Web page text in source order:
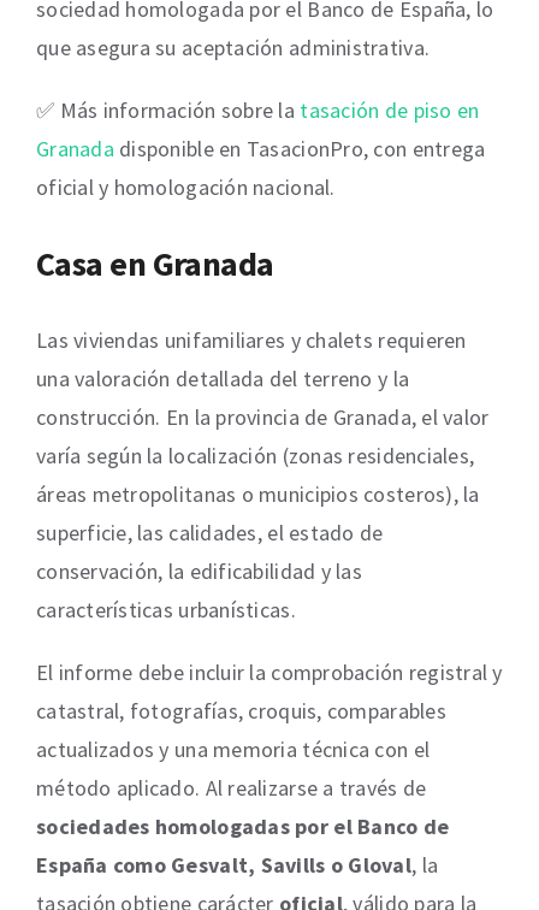
sociedad homologada por el Banco de España, lo
que asegura su aceptación administrativa.
✅ Más información sobre la tasación de piso en
Granada disponible en TasacionPro, con entrega
oficial y homologación nacional.
Casa en Granada
Las viviendas unifamiliares y chalets requieren
una valoración detallada del terreno y la
construcción. En la provincia de Granada, el valor
varía según la localización (zonas residenciales,
áreas metropolitanas o municipios costeros), la
superficie, las calidades, el estado de
conservación, la edificabilidad y las
características urbanísticas.
El informe debe incluir la comprobación registral y
catastral, fotografías, croquis, comparables
actualizados y una memoria técnica con el
método aplicado. Al realizarse a través de
sociedades homologadas por el Banco de
España como Gesvalt, Savills o Gloval, la
tasación obtiene carácter oficial, válido para la